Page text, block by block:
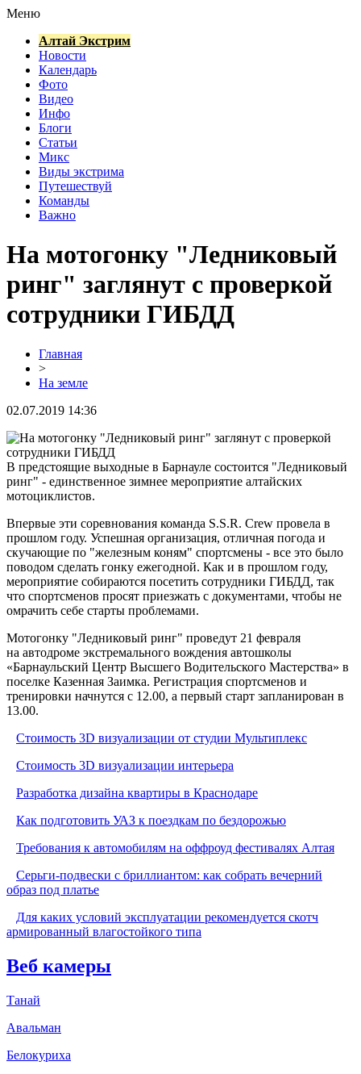
Меню
Алтай Экстрим
Новости
Календарь
Фото
Видео
Инфо
Блоги
Статьи
Микс
Виды экстрима
Путешествуй
Команды
Важно
На мотогонку "Ледниковый
ринг" заглянут с проверкой
сотрудники ГИБДД
Главная
>
На земле
02.07.2019 14:36
В предстоящие выходные в Барнауле состоится "Ледниковый
ринг" - единственное зимнее мероприятие алтайских
мотоциклистов.
Впервые эти соревнования команда S.S.R. Crew провела в
прошлом году. Успешная организация, отличная погода и
скучающие по "железным коням" спортсмены - все это было
поводом сделать гонку ежегодной. Как и в прошлом году,
мероприятие собираются посетить сотрудники ГИБДД, так
что спортсменов просят приезжать с документами, чтобы не
омрачить себе старты проблемами.
Мотогонку "Ледниковый ринг" проведут 21 февраля
на автодроме экстремального вождения автошколы
«Барнаульский Центр Высшего Водительского Мастерства» в
поселке Казенная Заимка. Регистрация спортсменов и
тренировки начнутся с 12.00, а первый старт запланирован в
13.00.
Стоимость 3D визуализации от студии Мультиплекс
Стоимость 3D визуализации интерьера
Разработка дизайна квартиры в Краснодаре
Как подготовить УАЗ к поездкам по бездорожью
Требования к автомобилям на оффроуд фестивалях Алтая
Серьги-подвески с бриллиантом: как собрать вечерний
образ под платье
Для каких условий эксплуатации рекомендуется скотч
армированный влагостойкого типа
Веб камеры
Танай
Авальман
Белокуриха